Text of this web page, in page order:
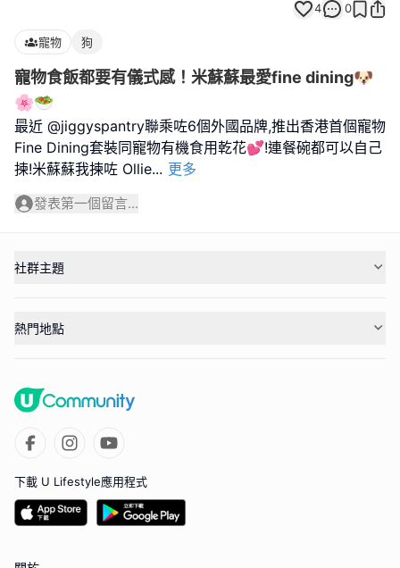
4 0
寵物 狗
寵物食飯都要有儀式感！米蘇蘇最愛fine dining🐶
🌸🥗
最近 @jiggyspantry聯乘咗6個外國品牌,推出香港首個寵物
Fine Dining套裝同寵物有機食用乾花💕!連餐碗都可以自己
揀!米蘇蘇我揀咗 Ollie... 更多
發表第一個留言...
社群主題
熱門地點
下載 U Lifestyle應用程式